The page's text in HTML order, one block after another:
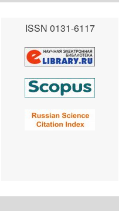
ISSN 0131-6117